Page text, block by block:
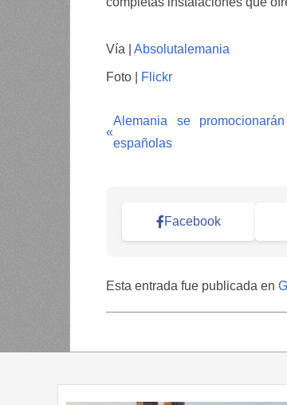
Vía | Absolutalemania
Foto | Flickr
«
Alemania se
españolas
Facebook
Esta entrada fue publicada en